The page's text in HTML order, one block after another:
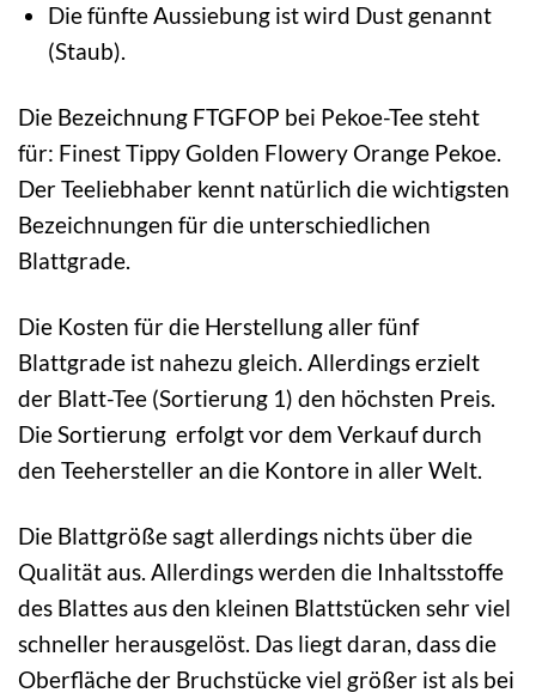
Die fünfte Aussiebung ist wird Dust genannt
(Staub).
Die Bezeichnung FTGFOP bei Pekoe-Tee steht
für: Finest Tippy Golden Flowery Orange Pekoe.
Der Teeliebhaber kennt natürlich die wichtigsten
Bezeichnungen für die unterschiedlichen
Blattgrade.
Die Kosten für die Herstellung aller fünf
Blattgrade ist nahezu gleich. Allerdings erzielt
der Blatt-Tee (Sortierung 1) den höchsten Preis.
Die Sortierung erfolgt vor dem Verkauf durch
den Teehersteller an die Kontore in aller Welt.
Die Blattgröße sagt allerdings nichts über die
Qualität aus. Allerdings werden die Inhaltsstoffe
des Blattes aus den kleinen Blattstücken sehr viel
schneller herausgelöst. Das liegt daran, dass die
Oberfläche der Bruchstücke viel größer ist als bei